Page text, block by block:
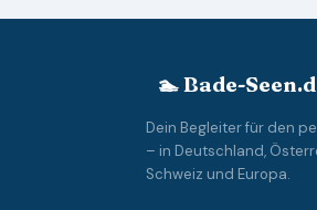
🏊 Bade-
Dein Begleiter für den
– in Deutschland,
Schweiz und Europa.